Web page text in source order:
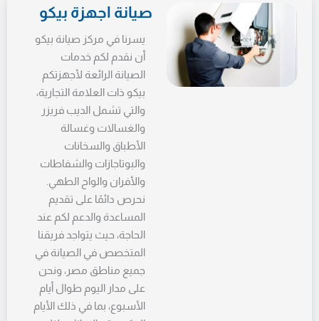
صيانة اجهزة بيكو
يسرنا في مركز صيانة بيكو
أن نقدم لكم خدمات
الصيانة الرائعة لأجهزتكم
بيكو ذات العلامة التجارية،
والتي تشمل الديب فريزر
والغسالات وغسالة
الأطباق والسخانات
والبوتاجازات والشفاطات
والأفران والواح الطهي.
نحرص دائمًا على تقديم
المساعدة والدعم لكم عند
الحاجة، حيث يتواجد فريقنا
المتخصص في الصيانة في
جميع مناطق مصر، ونحن
على مدار اليوم طوال أيام
الأسبوع، بما في ذلك الأيام